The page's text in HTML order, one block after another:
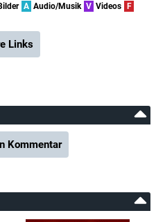
A Audio/Musik V Videos F
Links
Kommentar